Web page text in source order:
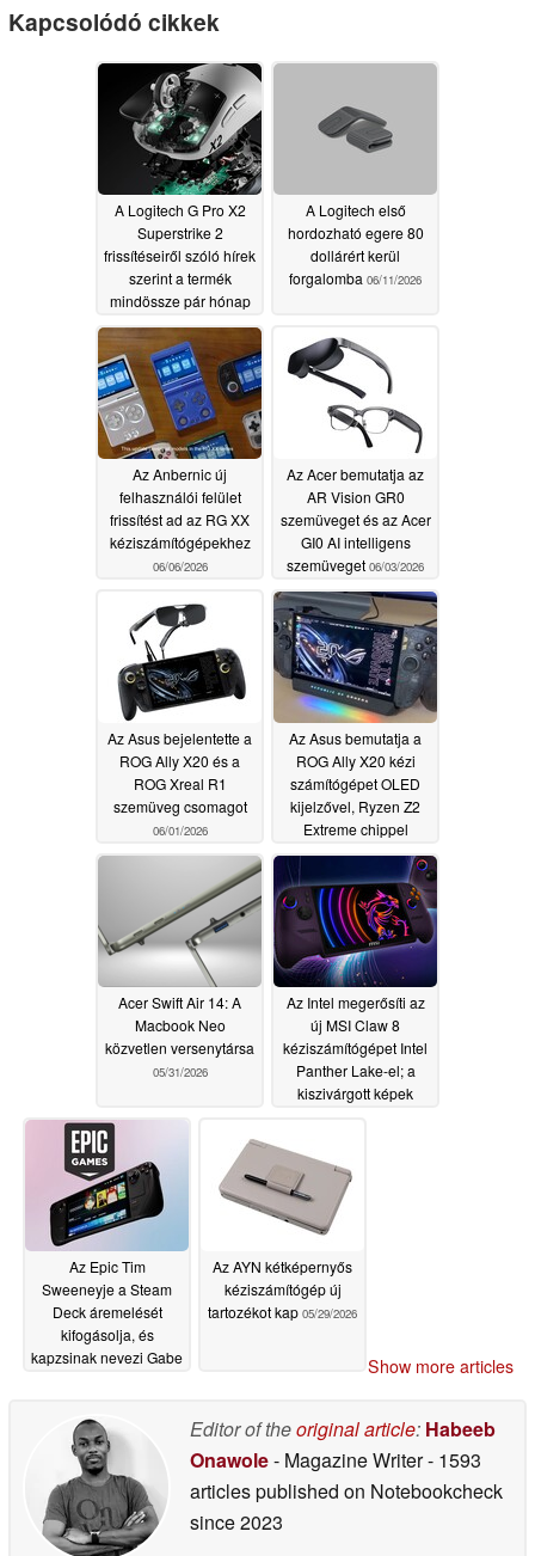
Kapcsolódó cikkek
A Logitech G Pro X2
Superstrike 2
frissítéseiről szóló hírek
szerint a termék
mindössze pár hónap
múlva megjelenik
07/15/2026
A Logitech első
hordozható egere 80
dollárért kerül
forgalomba 06/11/2026
Az Anbernic új
felhasználói felület
frissítést ad az RG XX
kéziszámítógépekhez
06/06/2026
Az Acer bemutatja az
AR Vision GR0
szemüveget és az Acer
GI0 AI intelligens
szemüveget 06/03/2026
Az Asus bejelentette a
ROG Ally X20 és a
ROG Xreal R1
szemüveg csomagot
06/01/2026
Az Asus bemutatja a
ROG Ally X20 kézi
számítógépet OLED
kijelzővel, Ryzen Z2
Extreme chippel
06/01/2026
Acer Swift Air 14: A
Macbook Neo
közvetlen versenytársa
05/31/2026
Az Intel megerősíti az
új MSI Claw 8
kéziszámítógépet Intel
Panther Lake-el; a
kiszivárgott képek
Az Epic Tim
Sweeneyje a Steam
Deck áremelését
kifogásolja, és
kapzsinak nevezi Gabe
Az AYN kétképernyős
kéziszámítógép új
tartozékot kap 05/29/2026
Show more articles
Editor of theoriginal article: Habeeb
Onawole- Magazine Writer- 1593
articles published on Notebookcheck
since 2023